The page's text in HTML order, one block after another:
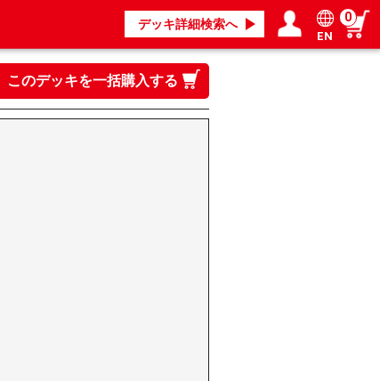
デッキ詳細検索へ
ログイン／会員登録
マイページ
EN
0
このデッキを一括購入する